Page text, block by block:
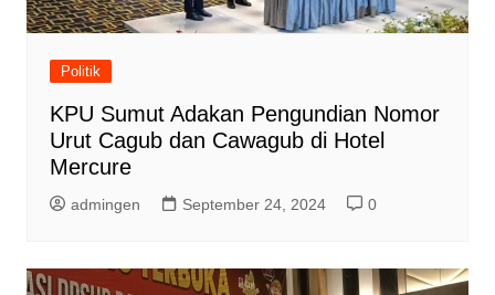
Politik
KPU Sumut Adakan Pengundian Nomor
Urut Cagub dan Cawagub di Hotel
Mercure
admingen September 24, 2024 0